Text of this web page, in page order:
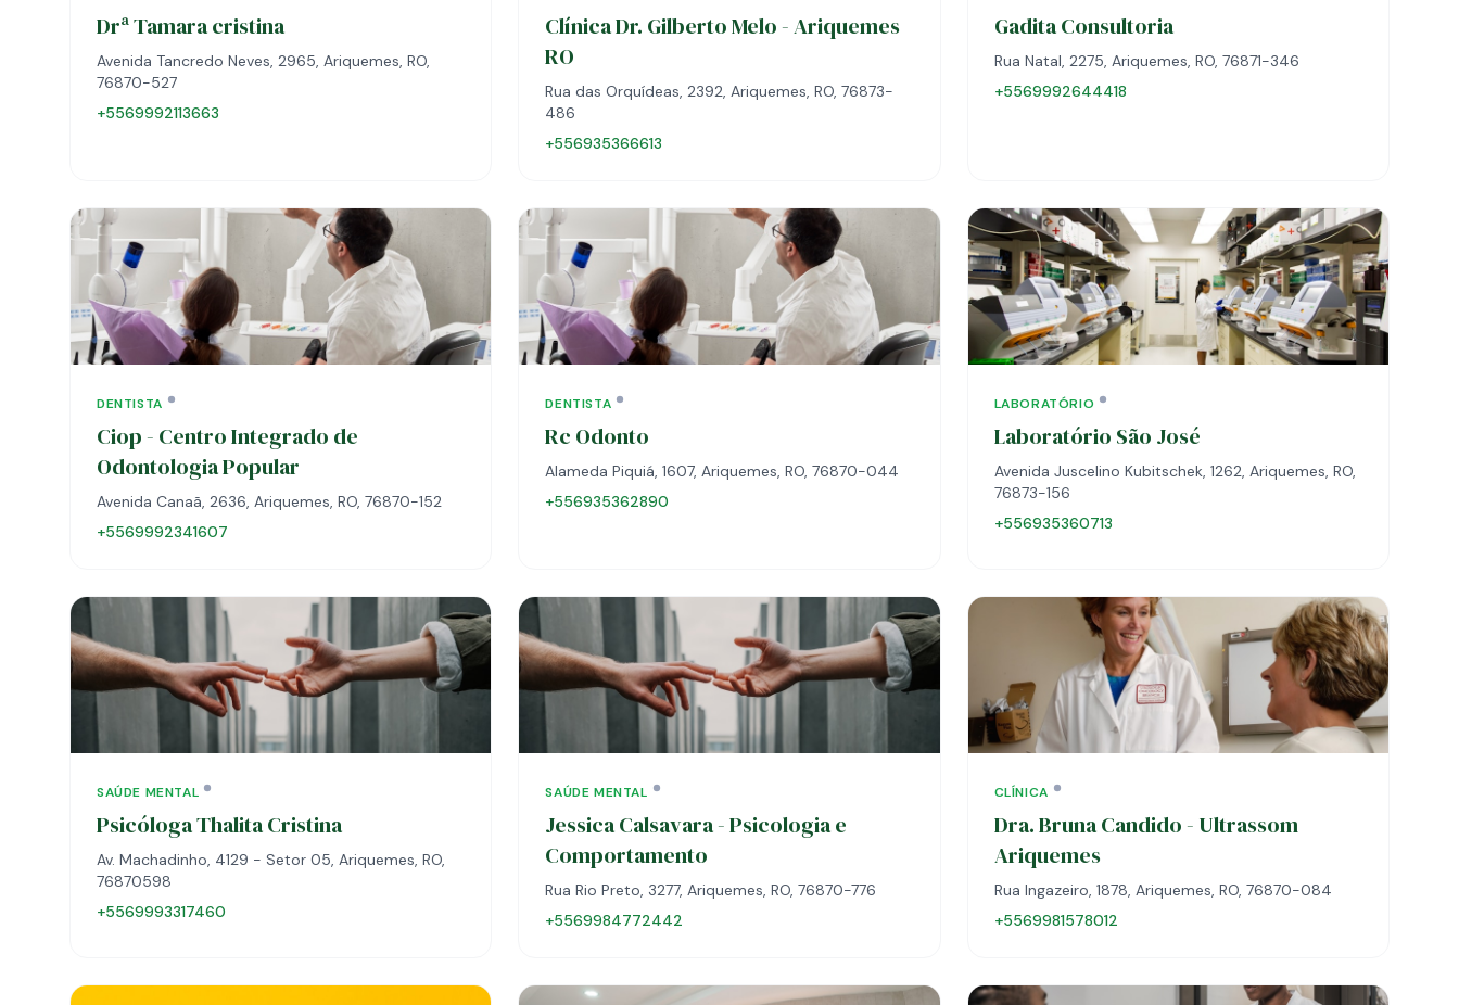
Drª Tamara cristina
Avenida Tancredo Neves, 2965, Ariquemes, RO,
76870-527
+5569992113663
Clínica Dr. Gilberto Melo - Ariquemes
RO
Rua das Orquídeas, 2392, Ariquemes, RO, 76873-
486
+556935366613
Gadita Consultoria
Rua Natal, 2275, Ariquemes, RO, 76871-346
+5569992644418
DENTISTA
Ciop - Centro Integrado de
Odontologia Popular
Avenida Canaã, 2636, Ariquemes, RO, 76870-152
+5569992341607
DENTISTA
Rc Odonto
Alameda Piquiá, 1607, Ariquemes, RO, 76870-044
+556935362890
LABORATÓRIO
Laboratório São José
Avenida Juscelino Kubitschek, 1262, Ariquemes, RO,
76873-156
+556935360713
SAÚDE MENTAL
Psicóloga Thalita Cristina
Av. Machadinho, 4129 - Setor 05, Ariquemes, RO,
76870598
+5569993317460
SAÚDE MENTAL
Jessica Calsavara - Psicologia e
Comportamento
Rua Rio Preto, 3277, Ariquemes, RO, 76870-776
+5569984772442
CLÍNICA
Dra. Bruna Candido - Ultrassom
Ariquemes
Rua Ingazeiro, 1878, Ariquemes, RO, 76870-084
+5569981578012